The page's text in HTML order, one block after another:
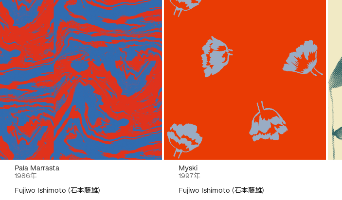
Pala Marrasta
1986年
Fujiwo Ishimoto (石本藤雄)
Myski
1997年
Fujiwo Ishimoto (石本藤雄)